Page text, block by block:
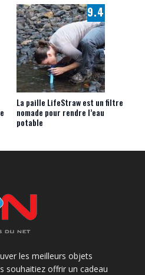
9.4
La paille LifeStraw est un filtre
nomade pour rendre l’eau
potable
les meilleurs objets
souhaitiez offrir un cadeau